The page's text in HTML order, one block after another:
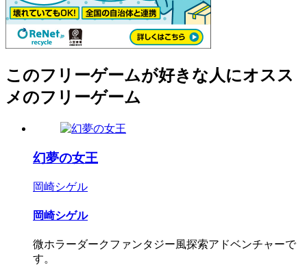
このフリーゲームが好きな人にオスス
メのフリーゲーム
幻夢の女王
岡崎シゲル
岡崎シゲル
微ホラーダークファンタジー風探索アドベンチャーで
す。